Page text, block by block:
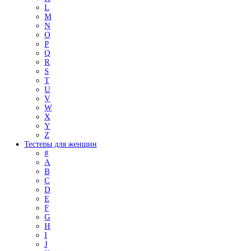
L
M
N
O
P
Q
R
S
T
U
V
W
X
Y
Z
Тестеры для женщин
#
A
B
C
D
E
F
G
H
I
J